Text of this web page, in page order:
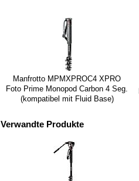
Manfrotto MPMXPROC4 XPRO
Foto Prime Monopod Carbon 4 Seg.
(kompatibel mit Fluid Base)
Verwandte Produkte